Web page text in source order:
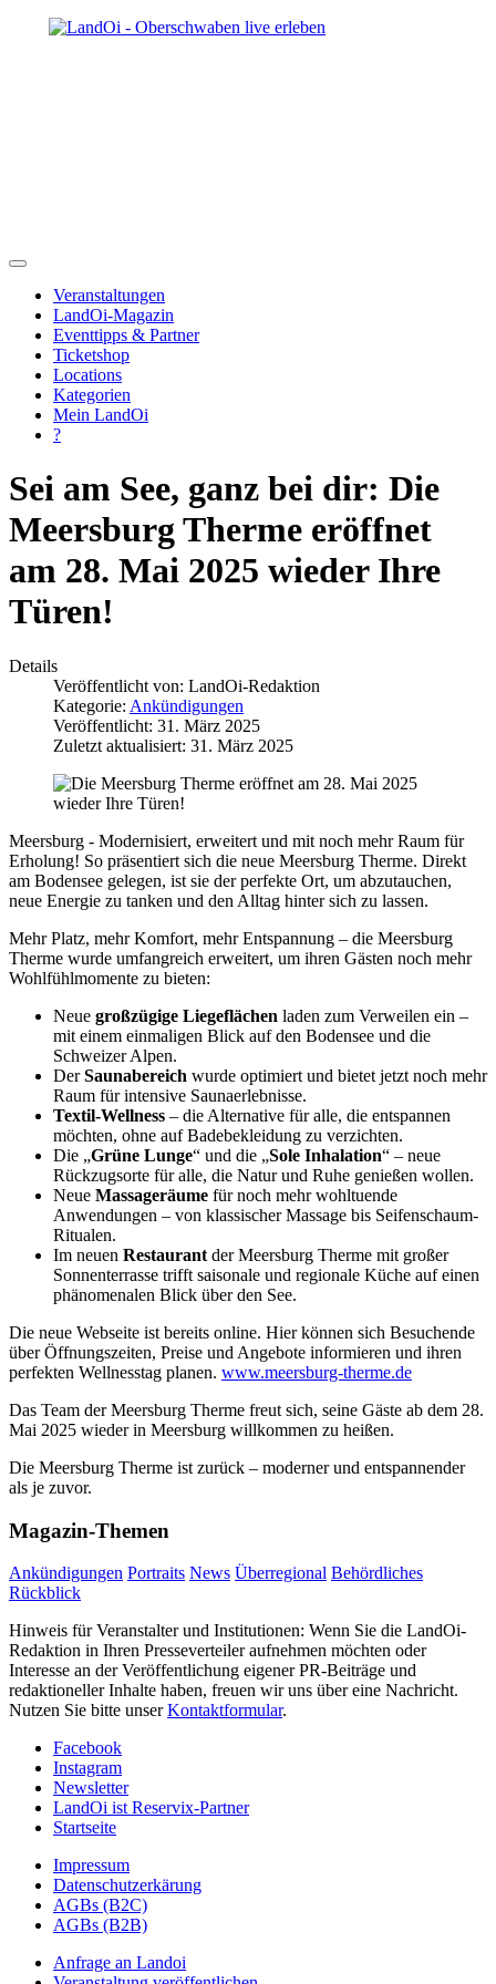
Veranstaltungen
LandOi-Magazin
Eventtipps & Partner
Ticketshop
Locations
Kategorien
Mein LandOi
?
Sei am See, ganz bei dir: Die
Meersburg Therme eröffnet
am 28. Mai 2025 wieder Ihre
Türen!
Details
Veröffentlicht von: LandOi-Redaktion
Kategorie: Ankündigungen
Veröffentlicht: 31. März 2025
Zuletzt aktualisiert: 31. März 2025
Meersburg - Modernisiert, erweitert und mit noch mehr Raum für
Erholung! So präsentiert sich die neue Meersburg Therme. Direkt
am Bodensee gelegen, ist sie der perfekte Ort, um abzutauchen,
neue Energie zu tanken und den Alltag hinter sich zu lassen.
Mehr Platz, mehr Komfort, mehr Entspannung – die Meersburg
Therme wurde umfangreich erweitert, um ihren Gästen noch mehr
Wohlfühlmomente zu bieten:
Neue großzügige Liegeflächen laden zum Verweilen ein –
mit einem einmaligen Blick auf den Bodensee und die
Schweizer Alpen.
DerSaunabereich wurde optimiert und bietet jetzt noch mehr
Raum für intensive Saunaerlebnisse.
Textil-Wellness – die Alternative für alle, die entspannen
möchten, ohne auf Badebekleidung zu verzichten.
Die „Grüne Lunge“ und die „Sole Inhalation“ – neue
Rückzugsorte für alle, die Natur und Ruhe genießen wollen.
Neue Massageräume für noch mehr wohltuende
Anwendungen – von klassischer Massage bis Seifenschaum-
Ritualen.
Im neuen Restaurant der Meersburg Therme mit großer
Sonnenterrasse trifft saisonale und regionale Küche auf einen
phänomenalen Blick über den See.
Die neue Webseite ist bereits online. Hier können sich Besuchende
über Öffnungszeiten, Preise und Angebote informieren und ihren
perfekten Wellnesstag planen. www.meersburg-therme.de
Das Team der Meersburg Therme freut sich, seine Gäste ab dem 28.
Mai 2025 wieder in Meersburg willkommen zu heißen.
Die Meersburg Therme ist zurück – moderner und entspannender
als je zuvor.
Magazin-Themen
Ankündigungen Portraits News Überregional Behördliches
Rückblick
Hinweis für Veranstalter und Institutionen: Wenn Sie die LandOi-
Redaktion in Ihren Presseverteiler aufnehmen möchten oder
Interesse an der Veröffentlichung eigener PR-Beiträge und
redaktioneller Inhalte haben, freuen wir uns über eine Nachricht.
Nutzen Sie bitte unserKontaktformular.
Facebook
Instagram
Newsletter
LandOi ist Reservix-Partner
Startseite
Impressum
Datenschutzerkärung
AGBs (B2C)
AGBs (B2B)
Anfrage an Landoi